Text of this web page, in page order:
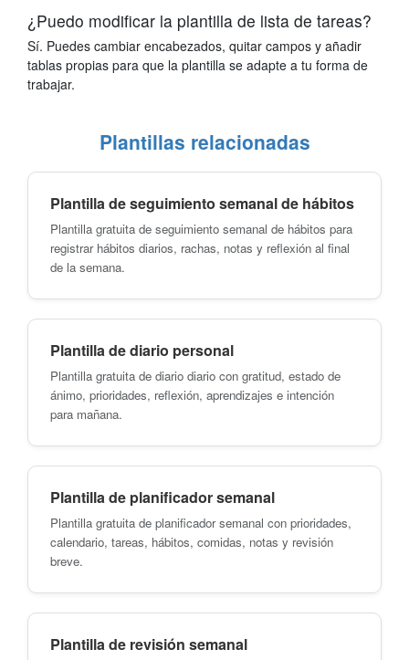
¿Puedo modificar la plantilla de lista de tareas?
Sí. Puedes cambiar encabezados, quitar campos y añadir
tablas propias para que la plantilla se adapte a tu forma de
trabajar.
Plantillas relacionadas
Plantilla de seguimiento semanal de hábitos
Plantilla gratuita de seguimiento semanal de hábitos para
registrar hábitos diarios, rachas, notas y reflexión al final
de la semana.
Plantilla de diario personal
Plantilla gratuita de diario diario con gratitud, estado de
ánimo, prioridades, reflexión, aprendizajes e intención
para mañana.
Plantilla de planificador semanal
Plantilla gratuita de planificador semanal con prioridades,
calendario, tareas, hábitos, comidas, notas y revisión
breve.
Plantilla de revisión semanal